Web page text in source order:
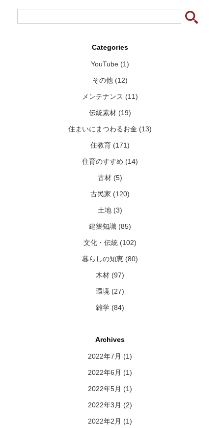
Categories
YouTube (1)
その他 (12)
メンテナンス (11)
伝統素材 (19)
住まいにまつわるお金 (13)
住教育 (171)
住育のすすめ (14)
古材 (5)
古民家 (120)
土地 (3)
建築知識 (85)
文化・伝統 (102)
暮らしの知恵 (80)
木材 (97)
環境 (27)
雑学 (84)
Archives
2022年7月 (1)
2022年6月 (1)
2022年5月 (1)
2022年3月 (2)
2022年2月 (1)